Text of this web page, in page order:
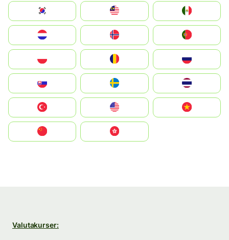
South Korea
United States
中國香港特別行政區
Valutakurser: